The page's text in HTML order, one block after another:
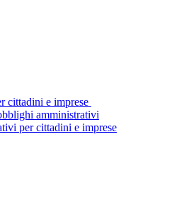
cittadini e imprese
amministrativi
per cittadini e imprese